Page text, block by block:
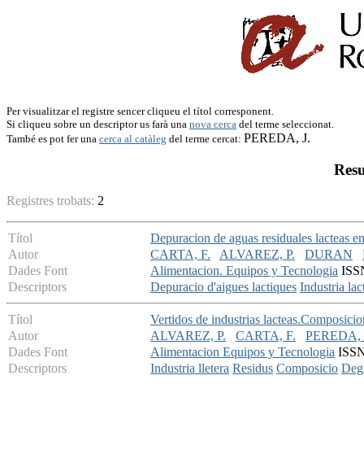
Per visualitzar el registre sencer cliqueu el títol corresponent.
Si cliqueu sobre un descriptor us farà una nova cerca del terme seleccionat.
També es pot fer una cerca al catàleg del terme cercat: PEREDA, J.
Registres trobats: 2
Títol
Depuracion de aguas residuales lacteas
Autor
CARTA, F. ALVAREZ, P. DURAN
Dades Font
Alimentacion. Equipos y Tecnologia
Descriptors
Depuracio d'aigues lactiques Industria
Títol
Vertidos de industrias
Autor
ALVAREZ, P. CARTA, F.
PEREDA,
Dades Font
Alimentacion Equipos y Tecnologia
Descriptors
Industria lletera Residus Composicio